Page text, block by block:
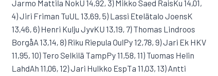
Jarmo Mattila NokU 14,92, 3) Mikko Saed RaisKu 14,01,
4) Jiri Friman TuUL 13,69, 5) Lassi Etelätalo JoensK
13,46, 6) Henri Kulju JyvKU 13,19, 7) Thomas Lindroos
BorgåA 13,14, 8) Riku Riepula OulPy 12,78, 9) Jari Ek HKV
11,95, 10) Tero Selkilä TampPy 11,58, 11) Tuomas Helin
LahdAh 11,06, 12) Jari Hulkko EspTa 11,03, 13) Antti